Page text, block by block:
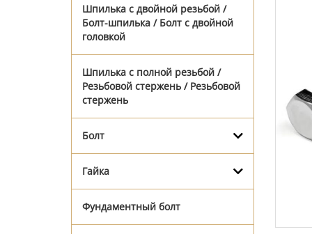
Шпилька с двойной резьбой /
Болт-шпилька / Болт с двойной
головкой
Шпилька с полной резьбой /
Резьбовой стержень / Резьбовой
стержень
Болт
Гайка
Фундаментный болт